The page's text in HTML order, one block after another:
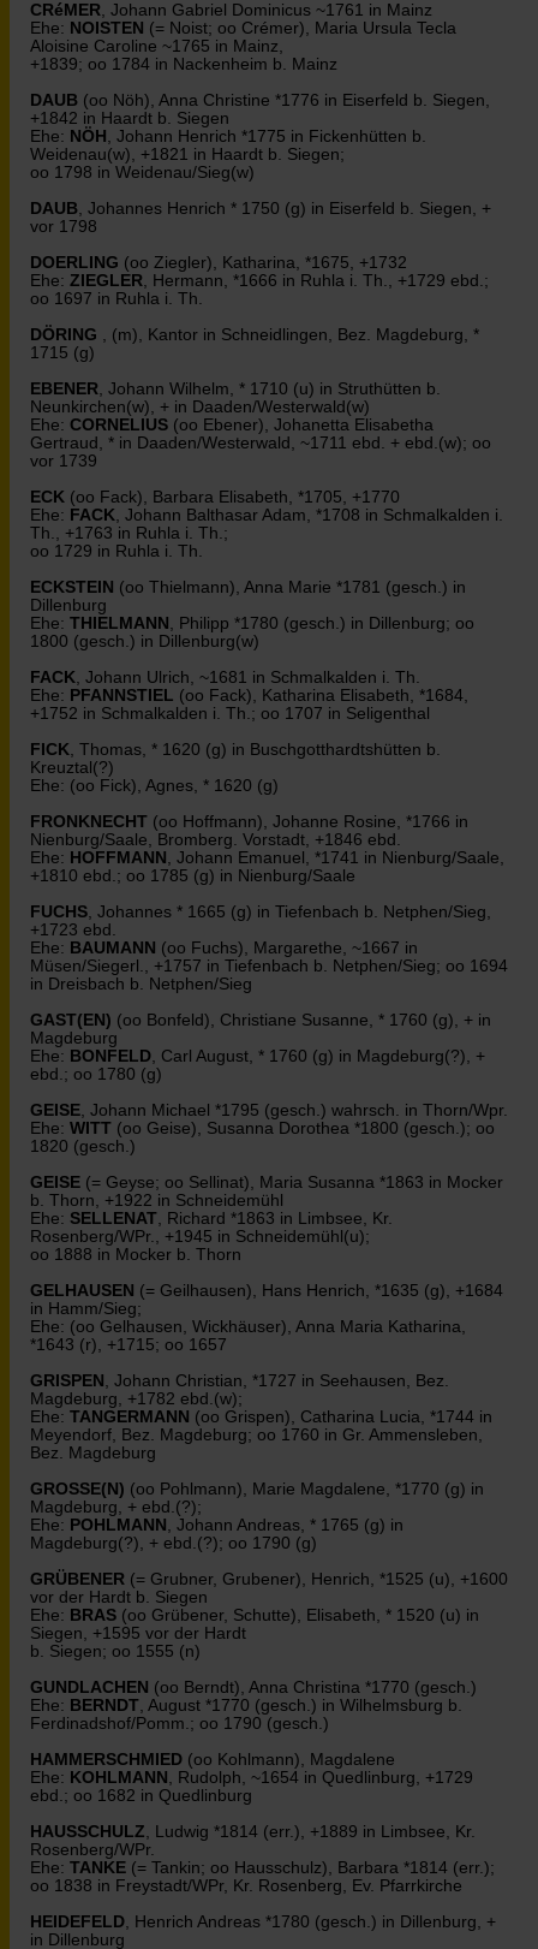
CRéMER, Johann Gabriel Dominicus ~1761 in Mainz
Ehe: NOISTEN (= Noist; oo Crémer), Maria Ursula Tecla
Aloisine Caroline ~1765 in Mainz,
+1839; oo 1784 in Nackenheim b. Mainz
DAUB (oo Nöh), Anna Christine *1776 in Eiserfeld b. Siegen,
+1842 in Haardt b. Siegen
Ehe: NÖH , Johann Henrich *1775 in Fickenhütten b.
Weidenau(w), +1821 in Haardt b. Siegen;
oo 1798 in Weidenau/Sieg(w)
DAUB, Johannes Henrich * 1750 (g) in Eiserfeld b. Siegen, +
vor 1798
DOERLING (oo Ziegler), Katharina, *1675, +1732
Ehe: ZIEGLER, Hermann, *1666 in Ruhla i. Th., +1729 ebd.;
oo 1697 in Ruhla i. Th.
DÖRING , (m), Kantor in Schneidlingen, Bez. Magdeburg, *
1715 (g)
EBENER, Johann Wilhelm, * 1710 (u) in Struthütten b.
Neunkirchen(w), + in Daaden/Westerwald(w)
Ehe: CORNELIUS (oo Ebener), Johanetta Elisabetha
Gertraud, * in Daaden/Westerwald, ~1711 ebd. + ebd.(w); oo
vor 1739
ECK (oo Fack), Barbara Elisabeth, *1705, +1770
Ehe: FACK, Johann Balthasar Adam, *1708 in Schmalkalden i.
Th., +1763 in Ruhla i. Th.;
oo 1729 in Ruhla i. Th.
ECKSTEIN (oo Thielmann), Anna Marie *1781 (gesch.) in
Dillenburg
Ehe: THIELMANN , Philipp *1780 (gesch.) in Dillenburg; oo
1800 (gesch.) in Dillenburg(w)
FACK, Johann Ulrich, ~1681 in Schmalkalden i. Th.
Ehe: PFANNSTIEL (oo Fack), Katharina Elisabeth, *1684,
+1752 in Schmalkalden i. Th.; oo 1707 in Seligenthal
FICK, Thomas, * 1620 (g) in Buschgotthardtshütten b.
Kreuztal(?)
Ehe: (oo Fick), Agnes, * 1620 (g)
FRONKNECHT (oo Hoffmann), Johanne Rosine, *1766 in
Nienburg/Saale, Bromberg. Vorstadt, +1846 ebd.
Ehe: HOFFMANN , Johann Emanuel, *1741 in Nienburg/Saale,
+1810 ebd.; oo 1785 (g) in Nienburg/Saale
FUCHS, Johannes * 1665 (g) in Tiefenbach b. Netphen/Sieg,
+1723 ebd.
Ehe: BAUMANN (oo Fuchs), Margarethe, ~1667 in
Müsen/Siegerl., +1757 in Tiefenbach b. Netphen/Sieg; oo 1694
in Dreisbach b. Netphen/Sieg
GAST(EN) (oo Bonfeld), Christiane Susanne, * 1760 (g), + in
Magdeburg
Ehe: BONFELD, Carl August, * 1760 (g) in Magdeburg(?), +
ebd.; oo 1780 (g)
GEISE, Johann Michael *1795 (gesch.) wahrsch. in Thorn/Wpr.
Ehe: WITT (oo Geise), Susanna Dorothea *1800 (gesch.); oo
1820 (gesch.)
GEISE (= Geyse; oo Sellinat), Maria Susanna *1863 in Mocker
b. Thorn, +1922 in Schneidemühl
Ehe: SELLENAT, Richard *1863 in Limbsee, Kr.
Rosenberg/WPr., +1945 in Schneidemühl(u);
oo 1888 in Mocker b. Thorn
GELHAUSEN (= Geilhausen), Hans Henrich, *1635 (g), +1684
in Hamm/Sieg;
Ehe: (oo Gelhausen, Wickhäuser), Anna Maria Katharina,
*1643 (r), +1715; oo 1657
GRISPEN , Johann Christian, *1727 in Seehausen, Bez.
Magdeburg, +1782 ebd.(w);
Ehe: TANGERMANN (oo Grispen), Catharina Lucia, *1744 in
Meyendorf, Bez. Magdeburg; oo 1760 in Gr. Ammensleben,
Bez. Magdeburg
GROSSE(N) (oo Pohlmann), Marie Magdalene, *1770 (g) in
Magdeburg, + ebd.(?);
Ehe: POHLMANN , Johann Andreas, * 1765 (g) in
Magdeburg(?), + ebd.(?); oo 1790 (g)
GRÜBENER (= Grubner, Grubener), Henrich, *1525 (u), +1600
vor der Hardt b. Siegen
Ehe: BRAS (oo Grübener, Schutte), Elisabeth, * 1520 (u) in
Siegen, +1595 vor der Hardt
b. Siegen; oo 1555 (n)
GUNDLACHEN (oo Berndt), Anna Christina *1770 (gesch.)
Ehe: BERNDT, August *1770 (gesch.) in Wilhelmsburg b.
Ferdinadshof/Pomm.; oo 1790 (gesch.)
HAMMERSCHMIED (oo Kohlmann), Magdalene
Ehe: KOHLMANN , Rudolph, ~1654 in Quedlinburg, +1729
ebd.; oo 1682 in Quedlinburg
HAUSSCHULZ, Ludwig *1814 (err.), +1889 in Limbsee, Kr.
Rosenberg/WPr.
Ehe: TANKE (= Tankin; oo Hausschulz), Barbara *1814 (err.);
oo 1838 in Freystadt/WPr, Kr. Rosenberg, Ev. Pfarrkirche
HEIDEFELD, Henrich Andreas *1780 (gesch.) in Dillenburg, +
in Dillenburg